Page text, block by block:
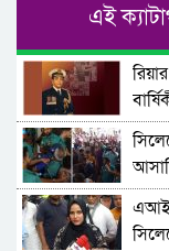
এই
এআই